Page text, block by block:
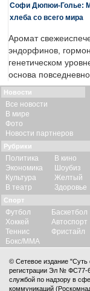
Софи Дюпюи-Голье:
хлеба со всего мира
Аромат
эндорфинов,
генетическом
основа
Новости
Все новости
В мире
Фото
Новости партнеров
Рубрики
Политика
Экономика
Культура
В театр
В кино
Шоубиз
Желтый
Здоровье
Спорт
Футбол
Хоккей
Теннис
Бокс/ММА
Баскетбол
Автоспорт
Фристайл
© Сетевое издание "Суть
регистрации Эл № ФС77-
службой по надзору в
коммуникаций